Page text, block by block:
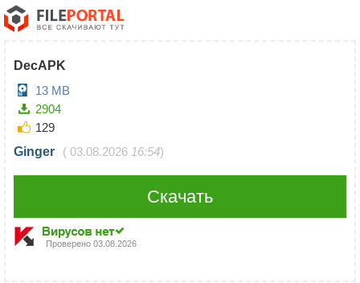
DecAPK
13 MB
2904
129
Ginger
( 03.08.2026 16:54)
Скачать
Проверено 03.08.2026